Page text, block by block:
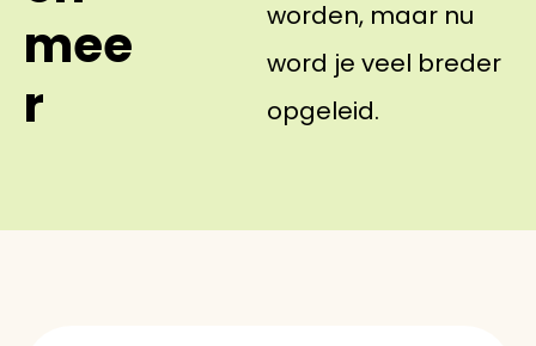
mee
r
worden, maar nu
word je veel breder
opgeleid.